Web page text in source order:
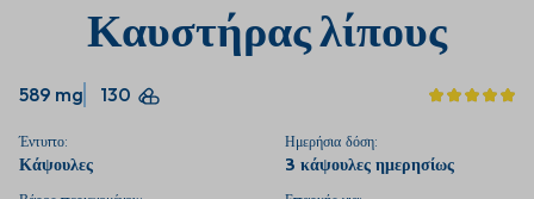
Καυστήρας λίπους
589 mg 130
Έντυπο:
Κάψουλες
Ημερήσια δόση:
3 κάψουλες ημερησίως